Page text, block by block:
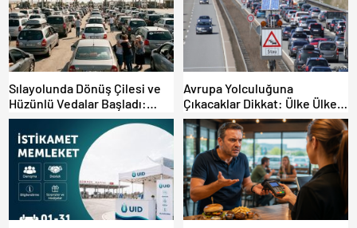
Sılayolunda Dönüş Çilesi ve
Hüzünlü Vedalar Başladı:
Kapıkule’de Yoğunluk Artıyor!
Avrupa Yolculuğuna
Çıkacaklar Dikkat: Ülke Ülke
Güncel Trafik Kuralları,
Avrupa Otoyol Hız Limitleri